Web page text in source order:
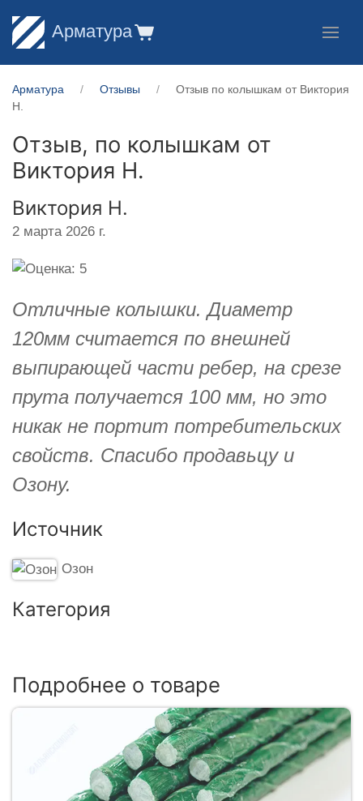
Арматура
Арматура Отзывы
Отзыв по колышкам от Виктория
Н.
Отзыв, по колышкам от
Виктория Н.
Виктория Н.
2 марта 2026 г.
Отличные колышки. Диаметр
120мм считается по внешней
выпирающей части ребер, на срезе
прута получается 100 мм, но это
никак не портит потребительских
свойств. Спасибо продавьцу и
Озону.
Источник
Озон
Категория
Подробнее о товаре